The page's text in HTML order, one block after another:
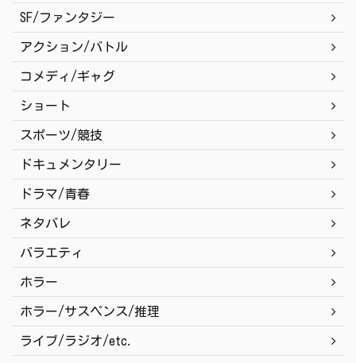
SF/ファンタジー
アクション/バトル
コメディ/ギャグ
ショート
スポーツ/競技
ドキュメンタリー
ドラマ/青春
ネタバレ
バラエティ
ホラー
ホラー/サスペンス/推理
ライブ/ラジオ/etc.